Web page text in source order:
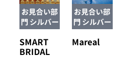
お見合い部
門 シルバー
SMART
BRIDAL
お見合い部
門 シルバー
Mareal